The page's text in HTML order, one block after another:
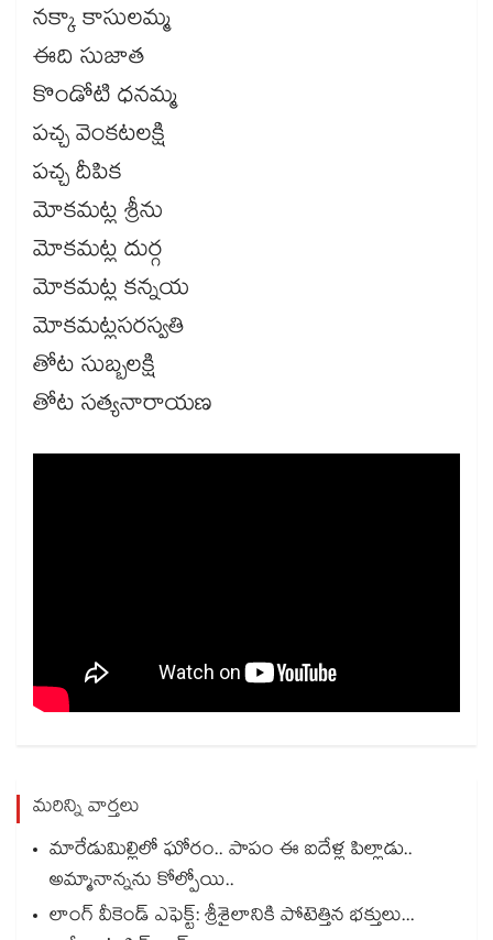
నక్కా కాసులమ్మ
ఈది సుజాత
కొండోటి ధనమ్మ
పచ్చ వెంకటలక్షి
పచ్చ దీపిక
మోకమట్ల శ్రీను
మోకమట్ల దుర్గ
మోకమట్ల కన్నయ
మోకమట్లసరస్వతి
తోట సుబ్బలక్షి
తోట సత్యనారాయణ
మరిన్ని వార్తలు
మారేడుమిల్లిలో ఘోరం.. పాపం ఈ ఐదేళ్ల పిల్లాడు..
అమ్మానాన్నను కోల్పోయి..
లాంగ్ వీకెండ్ ఎఫెక్ట్: శ్రీశైలానికి పోటెత్తిన భక్తులు...